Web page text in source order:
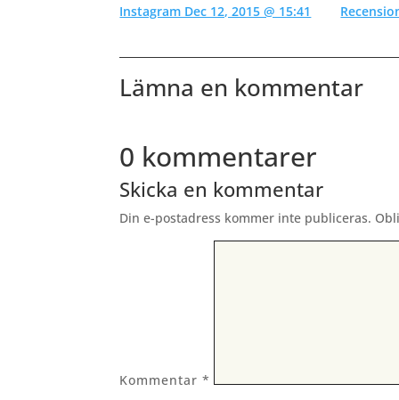
Instagram Dec 12, 2015 @ 15:41
Lämna en kommentar
0 kommentarer
Skicka en kommentar
Din e-postadress kommer inte publiceras.
Kommentar*